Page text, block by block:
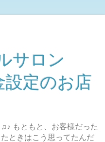
サロン
定のお店
もともと、お客様だった
ときはこう思ってたんだ